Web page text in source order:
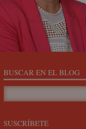
BUSCAR EN EL BLOG
SUSCRÍBETE